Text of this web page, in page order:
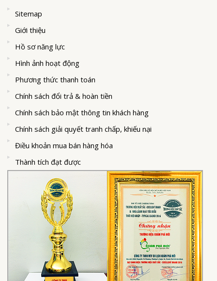
Sitemap
Giới thiệu
Hồ sơ năng lực
Hình ảnh hoạt động
Phương thức thanh toán
Chính sách đổi trả & hoàn tiền
Chính sách bảo mật thông tin khách hàng
Chính sách giải quyết tranh chấp, khiếu nại
Điều khoản mua bán hàng hóa
Thành tích đạt được